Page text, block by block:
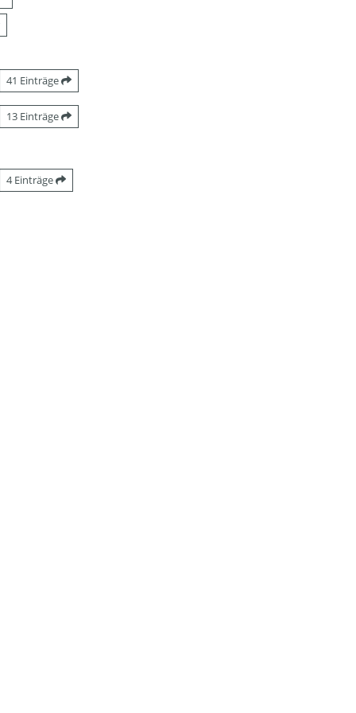
41 Einträge
13 Einträge
4 Einträge